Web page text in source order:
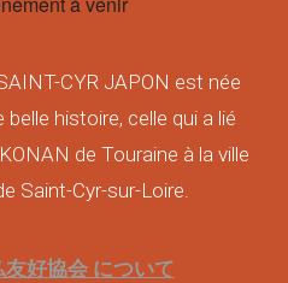
CYR JAPON est née
belle histoire, celle qui a lié
de Touraine à la ville
Saint-Cyr-sur-Loire.
好協会 について